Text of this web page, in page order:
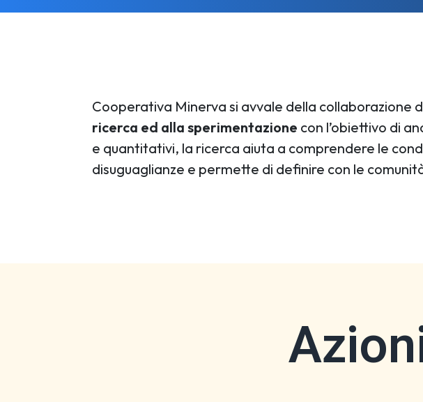
Cooperativa Minerva si avvale della collaborazione
ricerca ed alla sperimentazione con l’obiettivo di
e quantitativi, la ricerca aiuta a comprendere le
disuguaglianze e permette di definire con le